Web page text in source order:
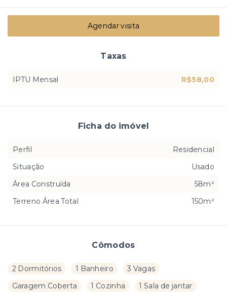
Cômodos
2 Dormitórios 1 Banheiro
3 Vagas
Garagem Coberta
1 Cozinha
1 Sala de jantar
Agendar visita
Taxas
IPTU Mensal R$58,00
Ficha do imóvel
Perfil
Residencial
Situação
Usado
Área Construída
58m²
Terreno Área Total
150m²